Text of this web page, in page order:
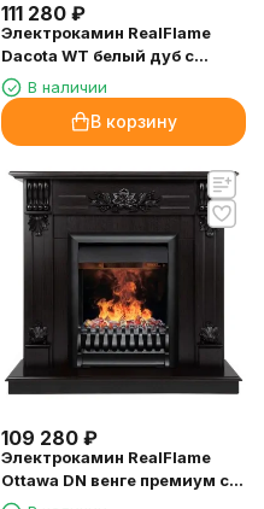
111 280 ₽
Электрокамин RealFlame
Dacota WT белый дуб с
очагом 3D Olympic
В наличии
В корзину
109 280 ₽
Электрокамин RealFlame
Ottawa DN венге премиум с
очагом 3D Oregan